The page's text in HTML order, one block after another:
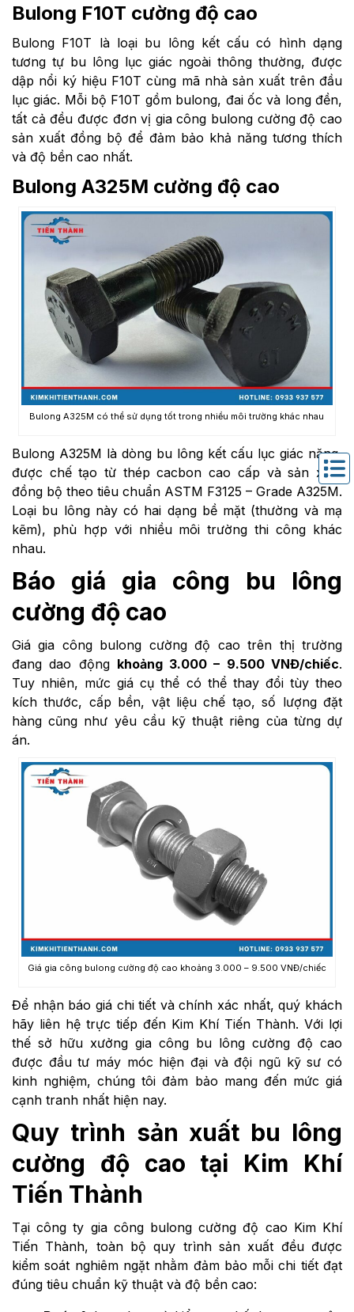
Bulong F10T cường độ cao
Bulong F10T là loại bu lông kết cấu có hình dạng
tương tự bu lông lục giác ngoài thông thường, được
dập nổi ký hiệu F10T cùng mã nhà sản xuất trên đầu
lục giác. Mỗi bộ F10T gồm bulong, đai ốc và long đền,
tất cả đều được đơn vị gia công bulong cường độ cao
sản xuất đồng bộ để đảm bảo khả năng tương thích
và độ bền cao nhất.
Bulong A325M cường độ cao
Bulong A325M có thể sử dụng tốt trong nhiều môi trường khác nhau
Bulong A325M là dòng bu lông kết cấu lục giác nặng,
được chế tạo từ thép cacbon cao cấp và sản xuất
đồng bộ theo tiêu chuẩn ASTM F3125 – Grade A325M.
Loại bu lông này có hai dạng bề mặt (thường và mạ
kẽm), phù hợp với nhiều môi trường thi công khác
nhau.
Báo giá gia công bu lông
cường độ cao
Giá gia công bulong cường độ cao trên thị trường
đang dao động khoảng 3.000 – 9.500 VNĐ/chiếc.
Tuy nhiên, mức giá cụ thể có thể thay đổi tùy theo
kích thước, cấp bền, vật liệu chế tạo, số lượng đặt
hàng cũng như yêu cầu kỹ thuật riêng của từng dự
án.
Giá gia công bulong cường độ cao khoảng 3.000 – 9.500 VNĐ/chiếc
Để nhận báo giá chi tiết và chính xác nhất, quý khách
hãy liên hệ trực tiếp đến Kim Khí Tiến Thành. Với lợi
thế sở hữu xưởng gia công bu lông cường độ cao
được đầu tư máy móc hiện đại và đội ngũ kỹ sư có
kinh nghiệm, chúng tôi đảm bảo mang đến mức giá
cạnh tranh nhất hiện nay.
Quy trình sản xuất bu lông
cường độ cao tại Kim Khí
Tiến Thành
Tại công ty gia công bulong cường độ cao Kim Khí
Tiến Thành, toàn bộ quy trình sản xuất đều được
kiểm soát nghiêm ngặt nhằm đảm bảo mỗi chi tiết đạt
đúng tiêu chuẩn kỹ thuật và độ bền cao: